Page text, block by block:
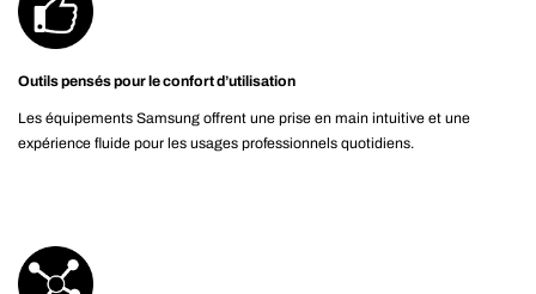
Outils pensés pour le confort d’utilisation
Les équipements Samsung offrent une prise en main intuitive et une
expérience fluide pour les usages professionnels quotidiens.